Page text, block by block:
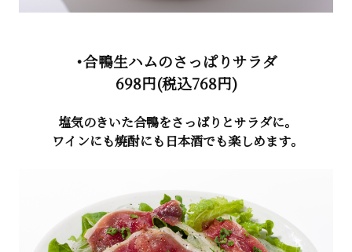
・合鴨生ハムのさっぱりサラダ
698円(税込768円)
塩気のきいた合鴨をさっぱりとサラダに。
ワインにも焼酎にも日本酒でも楽しめます。